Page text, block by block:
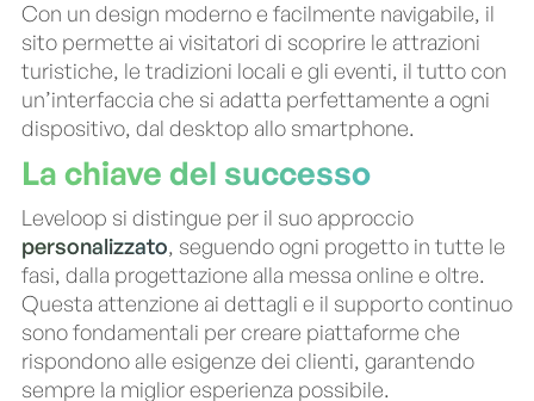
Con un design moderno e facilmente navigabile, il
sito permette ai visitatori di scoprire le attrazioni
turistiche, le tradizioni locali e gli eventi, il tutto con
un’interfaccia che si adatta perfettamente a ogni
dispositivo, dal desktop allo smartphone.
La chiave del successo
Leveloop si distingue per il suo approccio
personalizzato, seguendo ogni progetto in tutte le
fasi, dalla progettazione alla messa online e oltre.
Questa attenzione ai dettagli e il supporto continuo
sono fondamentali per creare piattaforme che
rispondono alle esigenze dei clienti, garantendo
sempre la miglior esperienza possibile.